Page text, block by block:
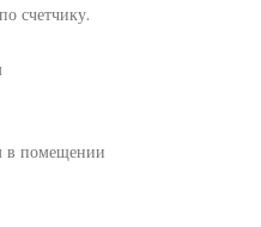
счетчику.
в помещении